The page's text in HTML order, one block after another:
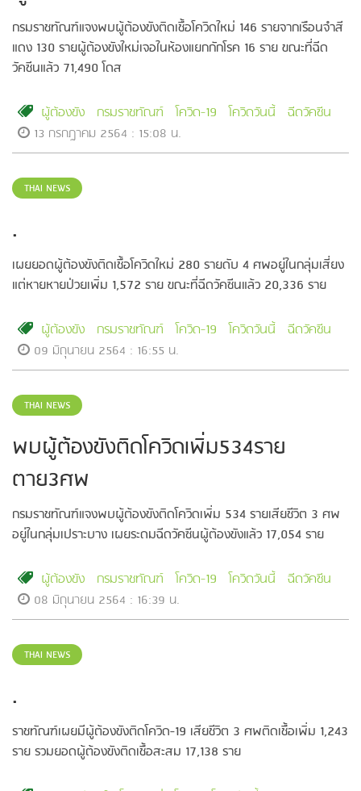
กรมราชทัณฑ์แจงพบผู้ต้องขังติดเชื้อโควิดใหม่ 146 รายจากเรือนจำสี
แดง 130 รายผู้ต้องขังใหม่เจอในห้องแยกกักโรค 16 ราย ขณะที่ฉีด
วัคซีนแล้ว 71,490 โดส
ผู้ต้องขัง กรมราชทัณฑ์ โควิด-19 โควิดวันนี้ ฉีดวัคซีน
13 กรกฎาคม 2564 : 15:08 น.
THAI NEWS
.
เผยยอดผู้ต้องขังติดเชื้อโควิดใหม่ 280 รายดับ 4 ศพอยู่ในกลุ่มเสี่ยง ​
แต่หายหายป่วยเพิ่ม 1,572 ราย ขณะที่ฉีดวัคซีนแล้ว 20,336 ราย
ผู้ต้องขัง กรมราชทัณฑ์ โควิด-19 โควิดวันนี้ ฉีดวัคซีน
09 มิถุนายน 2564 : 16:55 น.
THAI NEWS
พบผู้ต้องขังติดโควิดเพิ่ม534ราย
ตาย3ศพ
กรมราชทัณฑ์แจงพบผู้ต้องขังติดโควิดเพิ่ม 534 รายเสียชีวิต 3 ศพ
อยู่ในกลุ่มเปราะบาง เผยระดมฉีดวัคซีนผู้ต้องขังแล้ว 17,054 ราย
ผู้ต้องขัง กรมราชทัณฑ์ โควิด-19 โควิดวันนี้ ฉีดวัคซีน
08 มิถุนายน 2564 : 16:39 น.
THAI NEWS
.
ราชทัณฑ์เผยมีผู้ต้องขังติดโควิด-19 เสียชีวิต 3 ศพติดเชื้อเพิ่ม 1,243
ราย รวมยอดผู้ต้องขังติดเชื้อสะสม 17,138 ราย